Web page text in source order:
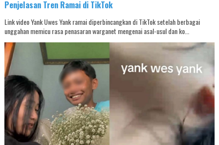
Penjelasan Tren Ramai di TikTok
Link video Yank Uwes Yank ramai diperbincangkan di TikTok setelah berbagai
unggahan memicu rasa penasaran warganet mengenai asal-usul dan ko...